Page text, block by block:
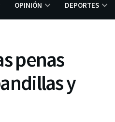
OPINIÓN DEPORTES
penas
y